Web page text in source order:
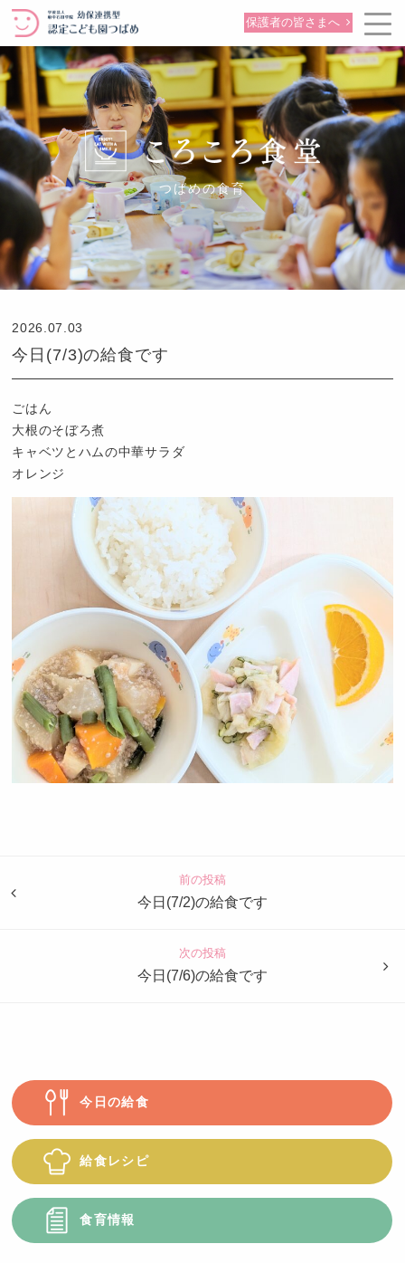
保護者の皆さまへ
つばめの食育
2026.07.03
今日(7/3)の給食です
ごはん
大根のそぼろ煮
キャベツとハムの中華サラダ
オレンジ
も
前の投稿
今日(7/2)の給食です
次の投稿
今日(7/6)の給食です
今日の給食
給食レシピ
食育情報